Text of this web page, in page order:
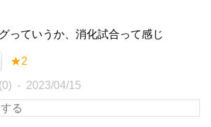
っていうか、消化試合って感じ
★2
2023/04/15